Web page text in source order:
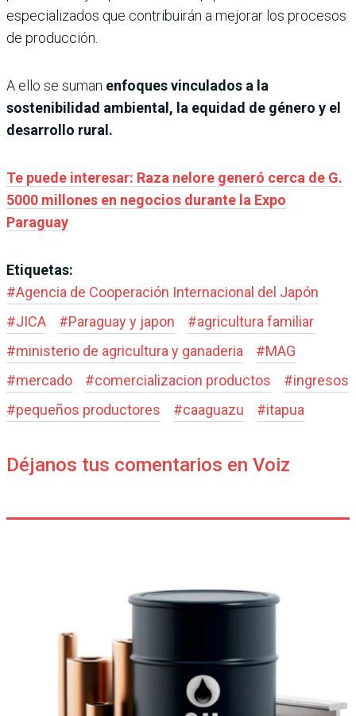
especializados que contribuirán a mejorar los procesos
de producción.
A ello se suman enfoques vinculados a la
sostenibilidad ambiental, la equidad de género y el
desarrollo rural.
Te puede interesar: Raza nelore generó cerca de G.
5000 millones en negocios durante la Expo
Paraguay
Etiquetas:
#Agencia de Cooperación Internacional del Japón
#JICA #Paraguay y japon #agricultura familiar
#ministerio de agricultura y ganaderia #MAG
#mercado #comercializacion productos #ingresos
#pequeños productores #caaguazu #itapua
Déjanos tus comentarios en Voiz